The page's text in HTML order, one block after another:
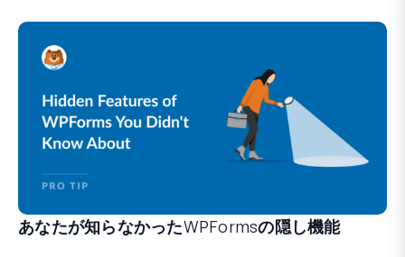
あなたが知らなかったWPFormsの隠し機能